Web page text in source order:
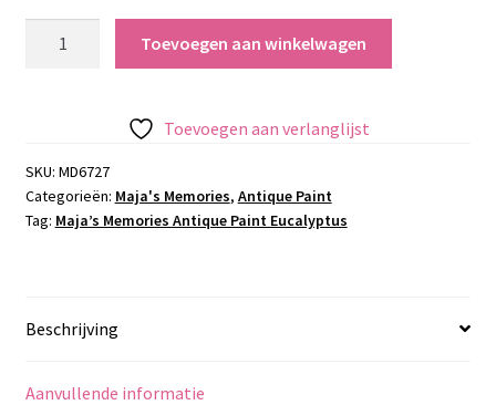
aantal
Toevoegen aan winkelwagen
Toevoegen aan verlanglijst
SKU: MD6727
Categorieën: Maja's Memories, Antique Paint
Tag: Maja’s Memories Antique Paint Eucalyptus
Beschrijving
Aanvullende informatie